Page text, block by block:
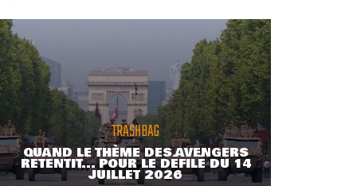
TRASHBAG
QUAND LE THÈME DES AVENGERS
RETENTIT... POUR LE DÉFILÉ DU 14
JUILLET 2026